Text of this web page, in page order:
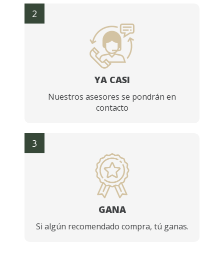
2
YA CASI
Nuestros asesores se pondrán en
contacto
3
GANA
Si algún recomendado compra, tú ganas.